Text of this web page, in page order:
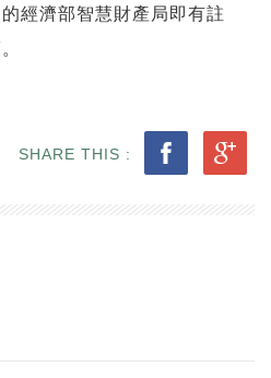
經濟部智慧財產局即有註
SHARE THIS :